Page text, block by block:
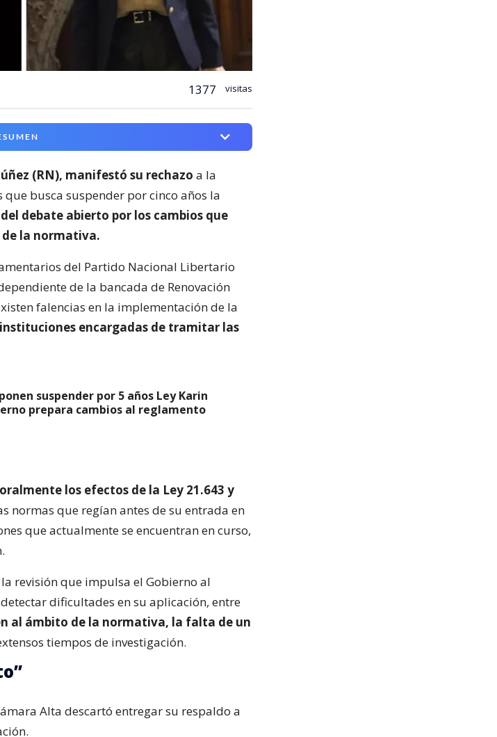
1377 visitas
(RN), manifestó su rechazo a la
busca suspender por cinco años la
debate abierto por los cambios que
la normativa.
del Partido Nacional Libertario
de la bancada de Renovación
falencias en la implementación de la
encargadas de tramitar las
suspender por 5 años Ley Karin
prepara cambios al reglamento
los efectos de la Ley 21.643 y
normas que regían antes de su entrada en
que actualmente se encuentran en curso,
revisión que impulsa el Gobierno al
dificultades en su aplicación, entre
al ámbito de la normativa, la falta de un
tiempos de investigación.
Alta descartó entregar su respaldo a